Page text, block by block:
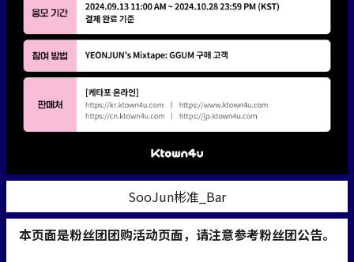
SooJun彬准_Bar
本页面是粉丝团团购活动页面，请注意参考粉丝团公告。